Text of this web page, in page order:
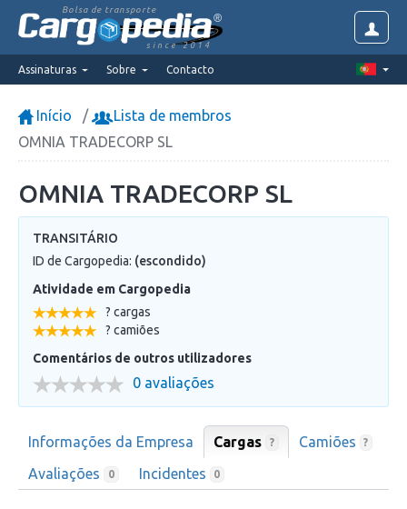
Bolsa de transporte
since 2014
Assinaturas Sobre Contacto
Início
Lista de membros
OMNIA TRADECORP SL
OMNIA TRADECORP SL
TRANSITÁRIO
ID de Cargopedia: (escondido)
Atividade em Cargopedia
? cargas
? camiões
Comentários de outros utilizadores
0 avaliações
Informações da Empresa Cargas ? Camiões ?
Avaliações 0 Incidentes 0